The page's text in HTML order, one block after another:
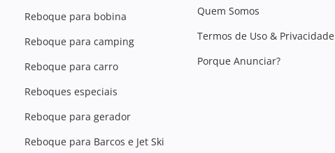
Reboque para bobina
Reboque para camping
Reboque para carro
Reboques especiais
Reboque para gerador
Reboque para Barcos e Jet Ski
Quem Somos
Termos de Uso & Privacidade
Porque Anunciar?